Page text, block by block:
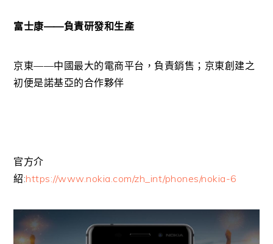
富士康——負責研發和生產
京東——中國最大的電商平台，負責銷售；京東創建之
初便是諾基亞的合作夥伴
官方介
紹:https://www.nokia.com/zh_int/phones/nokia-6